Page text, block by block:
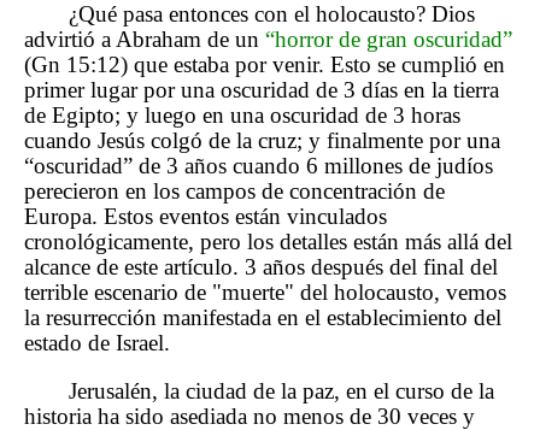
¿Qué pasa entonces con el holocausto? Dios
advirtió a Abraham de un “horror de gran oscuridad”
(Gn 15:12) que estaba por venir. Esto se cumplió en
primer lugar por una oscuridad de 3 días en la tierra
de Egipto; y luego en una oscuridad de 3 horas
cuando Jesús colgó de la cruz; y finalmente por una
“oscuridad” de 3 años cuando 6 millones de judíos
perecieron en los campos de concentración de
Europa. Estos eventos están vinculados
cronológicamente, pero los detalles están más allá del
alcance de este artículo. 3 años después del final del
terrible escenario de "muerte" del holocausto, vemos
la resurrección manifestada en el establecimiento del
estado de Israel.
Jerusalén, la ciudad de la paz, en el curso de la
historia ha sido asediada no menos de 30 veces y